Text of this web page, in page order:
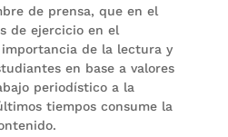
de prensa, que en el
de ejercicio en el
de la lectura y
en base a valores
periodístico a la
tiempos consume la